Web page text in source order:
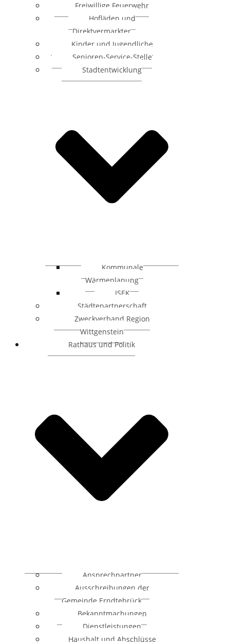
Freiwillige Feuerwehr
Hofläden und
Direktvermarkter
Kinder und Jugendliche
Senioren-Service-Stelle
Stadtentwicklung
Kommunale
Wärmeplanung
ISEK
Städtepartnerschaft
Zweckverband Region
Wittgenstein
Rathaus und Politik
Ansprechpartner
Ausschreibungen der
Gemeinde Erndtebrück
Bekanntmachungen
Dienstleistungen
Haushalt und Abschlüsse